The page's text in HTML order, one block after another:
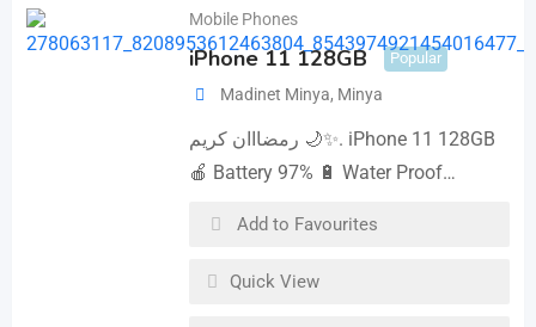
Mobile Phones
iPhone 11 128GB Popular
Madinet Minya, Minya
رمضااان كريم 🌙✨. iPhone 11 128GB
🍎 Battery 97% 🔋 Water Proof…
Add to Favourites
Quick View